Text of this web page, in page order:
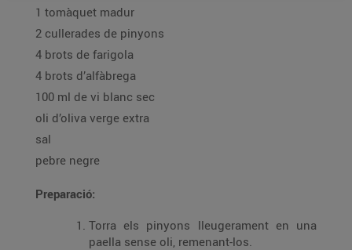
1 tomàquet madur
2 cullerades de pinyons
4 brots de farigola
4 brots d’alfàbrega
100 ml de vi blanc sec
oli d’oliva verge extra
sal
pebre negre
Preparació:
Torra els pinyons lleugerament en una
paella sense oli, remenant-los.